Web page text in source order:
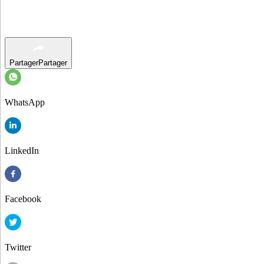
PartagerPartager
WhatsApp
LinkedIn
Facebook
Twitter